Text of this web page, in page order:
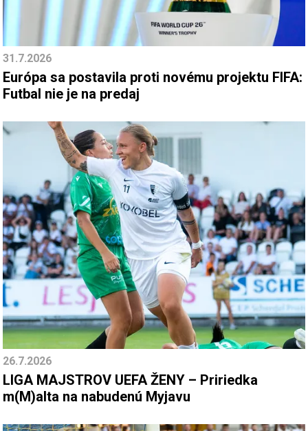
31.7.2026
Európa sa postavila proti novému projektu FIFA:
Futbal nie je na predaj
26.7.2026
LIGA MAJSTROV UEFA ŽENY – Pririedka
m(M)alta na nabudenú Myjavu